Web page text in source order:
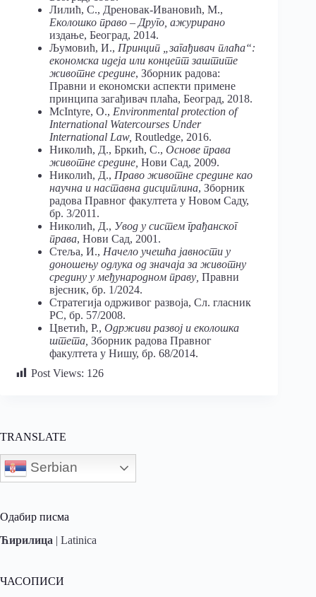
Лилић, С., Дреновак-Ивановић, М.,
Еколошко право – Друго, ажурирано
издање, Београд, 2014.
Љумовић, И., Принцип „загађивач плаћа“:
економска идеја или концепт заштите
животне средине, Зборник радова:
Правни и економски аспекти примене
принципа загађивач плаћа, Београд, 2018.
McIntyre, O., Environmental protection of
International Watercourses Under
International Law, Routledge, 2016.
Николић, Д., Бркић, С., Основе права
животне средине, Нови Сад, 2009.
Николић, Д., Право животне средине као
научна и наставна дисциплина, Зборник
радова Правног факултета у Новом Саду,
бр. 3/2011.
Николић, Д., Увод у систем грађанског
права, Нови Сад, 2001.
Стеља, И., Начело учешћа јавности у
доношењу одлука од значаја за животну
средину у међународном праву, Правни
вјесник, бр. 1/2024.
Стратегија одрживог развоја, Сл. гласник
РС, бр. 57/2008.
Цветић, Р., Одрживи развој и еколошка
штета, Зборник радова Правног
факултета у Нишу, бр. 68/2014.
Post Views: 126
TRANSLATE
Serbian
Одабир писма
Ћирилица | Latinica
ЧАСОПИСИ